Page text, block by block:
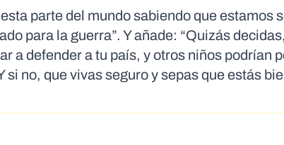
parte del mundo sabiendo que estamos
para la guerra”. Y añade: “Quizás
a defender a tu país, y otros niños podrían
si no, que vivas seguro y sepas que estás